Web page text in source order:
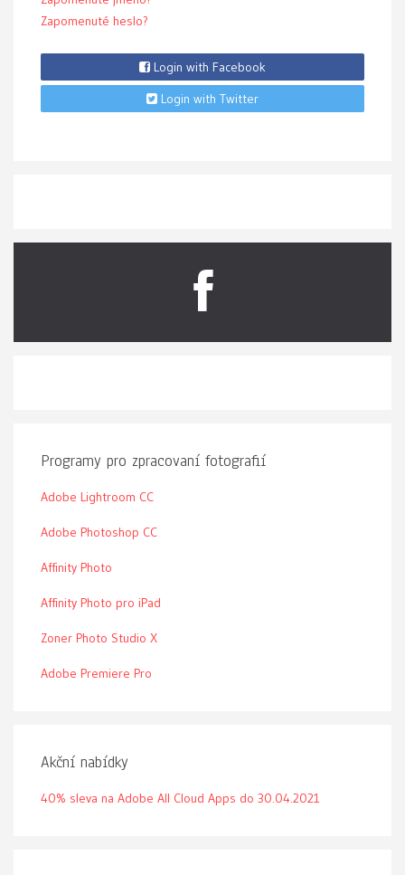
Zapomenuté heslo?
Login with Facebook
Login with Twitter
Programy pro zpracovaní fotografií
Adobe Lightroom CC
Adobe Photoshop CC
Affinity Photo
Affinity Photo pro iPad
Zoner Photo Studio X
Adobe Premiere Pro
Akční nabídky
40% sleva na Adobe All Cloud Apps do 30.04.2021